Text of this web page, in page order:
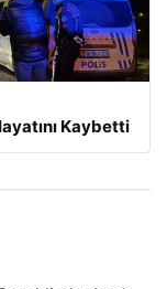
Kaybetti